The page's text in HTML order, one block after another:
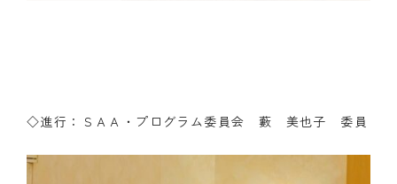
◇進行：ＳＡＡ・プログラム委員会 藪 美也子 委員